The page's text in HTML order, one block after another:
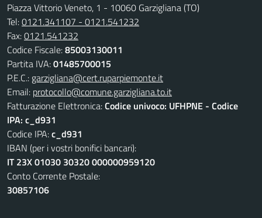
Piazza Vittorio Veneto, 1 - 10060 Garzigliana (TO)
Tel:0121.341107 - 0121.541232
Fax:0121.541232
Codice Fiscale:85003130011
Partita IVA:01485700015
P.E.C.: garzigliana@cert.ruparpiemonte.it
Email: protocollo@comune.garzigliana.to.it
Fatturazione Elettronica:Codice univoco: UFHPNE - Codice
IPA: c_d931
Codice IPA:c_d931
IBAN (per i vostri bonifici bancari):
IT 23X 01030 30320 000000959120
Conto Corrente Postale:
30857106